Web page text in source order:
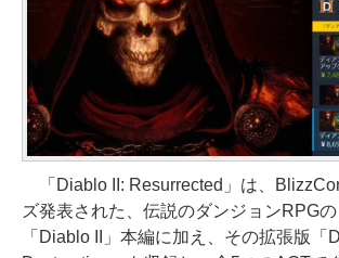
「Diablo II: Resurrected」は、
ズ発表された、伝説のダンジョンRPGの
「Diablo II」本編に加え、その拡張版「